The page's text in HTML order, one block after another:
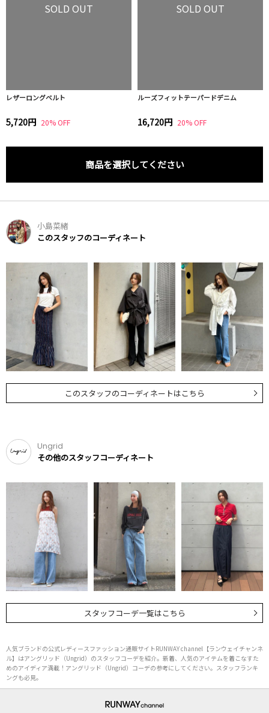
SOLD OUT
レザーロングベルト
5,720円 20% OFF
SOLD OUT
ルーズフィットテーパードデニム
16,720円 20% OFF
商品を選択してください
小島菜緒
このスタッフのコーディネート
このスタッフのコーディネートはこちら
Ungrid
その他のスタッフコーディネート
スタッフコーデ一覧はこちら
人気ブランドの公式レディースファッション通販サイトRUNWAY channel【ランウェイチャンネ
ル】はアングリッド（Ungrid）のスタッフコーデを紹介。新着、人気のアイテムを着こなすた
めのアイディア満載！アングリッド（Ungrid）コーデの参考にしてください。スタッフランキ
ングも必見。